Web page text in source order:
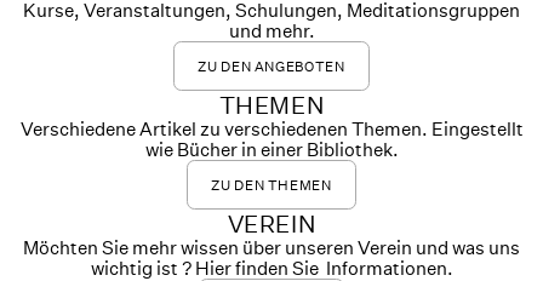
Kurse, Veranstaltungen, Schulungen, Meditationsgruppen
und mehr.
ZU DEN ANGEBOTEN
THEMEN
Verschiedene Artikel zu verschiedenen Themen. Eingestellt
wie Bücher in einer Bibliothek.
ZU DEN THEMEN
VEREIN
Möchten Sie mehr wissen über unseren Verein und was uns
wichtig ist ? Hier finden Sie Informationen.